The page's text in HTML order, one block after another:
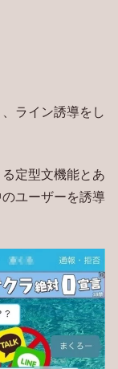
ライン誘導をし
定型文機能とあ
ユーザーを誘導